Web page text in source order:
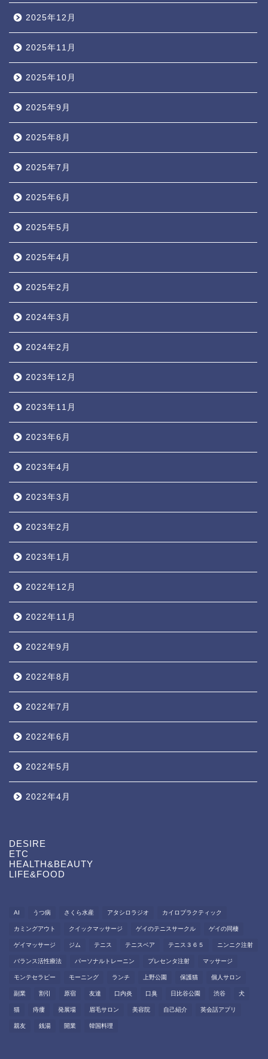
2025年12月
2025年11月
2025年10月
2025年9月
2025年8月
2025年7月
2025年6月
2025年5月
2025年4月
2025年2月
2024年3月
2024年2月
2023年12月
2023年11月
2023年6月
2023年4月
2023年3月
2023年2月
2023年1月
2022年12月
2022年11月
2022年9月
2022年8月
2022年7月
2022年6月
2022年5月
2022年4月
DESIRE
ETC
HEALTH&BEAUTY
LIFE&FOOD
AI うつ病 さくら水産 アタシロラジオ カイロプラクティック
カミングアウト クイックマッサージ ゲイのテニスサークル ゲイの同棲
ゲイマッサージ ジム テニス テニスベア テニス３６５ ニンニク注射
バランス活性療法 パーソナルトレーニン プレセンタ注射 マッサージ
モンテセラピー モーニング ランチ 上野公園 保護猫 個人サロン
副業 割引 原宿 友達 口内炎 口臭 日比谷公園 渋谷 犬
猫 痔瘻 発展場 眉毛サロン 美容院 自己紹介 英会話アプリ
親友 銭湯 開業 韓国料理